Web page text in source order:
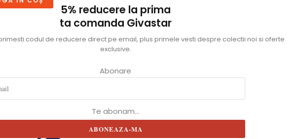
5% reducere la prima
ta comanda Givastar
codul de reducere direct pe email, plus primele vesti despre colectii noi si oferte
exclusive.
Abonare
Te abonam...
ABONEAZA-MA